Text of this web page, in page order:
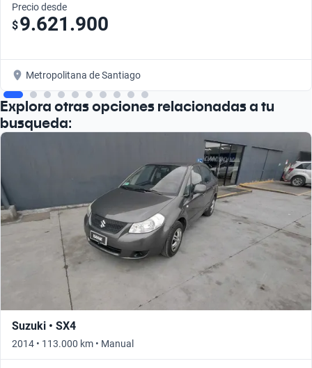
Precio desde
$9.621.900
Metropolitana de Santiago
Explora otras opciones relacionadas a tu
busqueda:
Suzuki • SX4
2014 • 113.000 km • Manual